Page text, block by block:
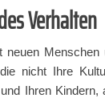
Verhalten
neuen Menschen
nicht Ihre
Ihren Kindern,